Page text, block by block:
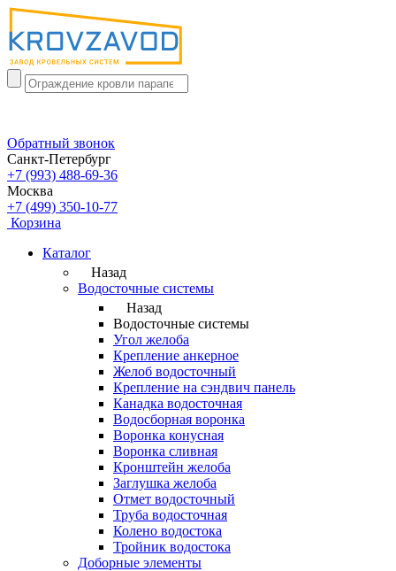
Обратный звонок
Санкт-Петербург
+7 (993) 488-69-36
Москва
+7 (499) 350-10-77
Корзина
Каталог
Назад
Водосточные системы
Назад
Водосточные системы
Угол желоба
Крепление анкерное
Желоб водосточный
Крепление на сэндвич панель
Канадка водосточная
Водосборная воронка
Воронка конусная
Воронка сливная
Кронштейн желоба
Заглушка желоба
Отмет водосточный
Труба водосточная
Колено водостока
Тройник водостока
Доборные элементы